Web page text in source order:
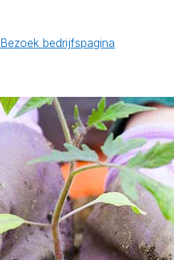
Bezoek bedrijfspagina